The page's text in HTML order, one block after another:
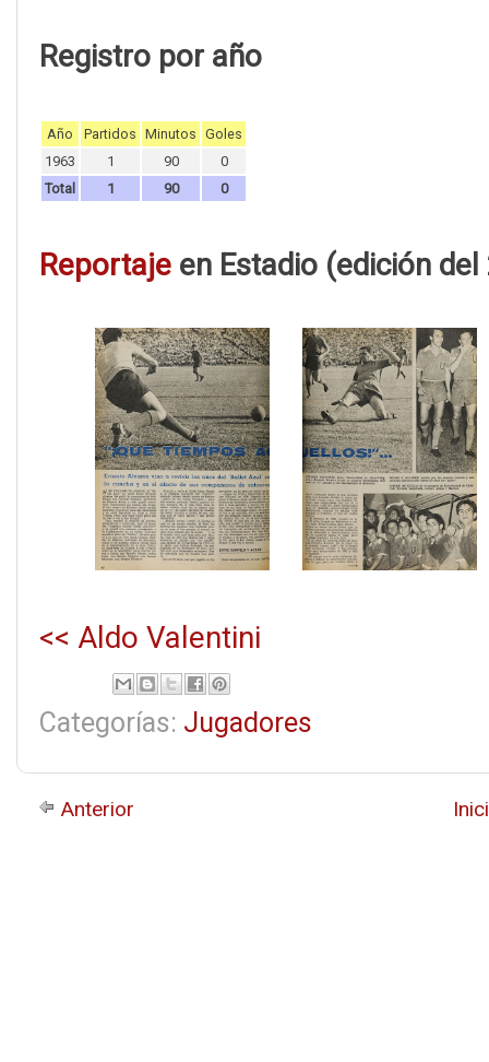
Registro por año
Año Partidos Minutos Goles
1963
1 90
0
Total
1 90 0
Reportaje en Estadio (edición
<< Aldo Valentini
Categorías: Jugadores
Anterior